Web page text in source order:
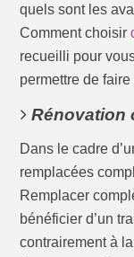
quels sont les
Comment choisir
recueilli pour
permettre de
Rénovation
Dans le cadre
remplacées
Remplacer
bénéficier d’un
contrairement à